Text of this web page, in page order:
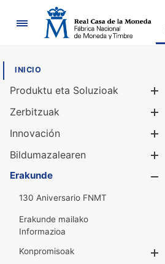
Nabigazioa
INICIO
Produktu eta Soluzioak
Zerbitzuak
Innovación
Bildumazalearen
Erakunde
130 Aniversario FNMT
Erakunde mailako
Informazioa
Konpromisoak